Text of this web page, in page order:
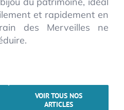
et rapidement en
des Merveilles ne
VOIR TOUS NOS
ARTICLES